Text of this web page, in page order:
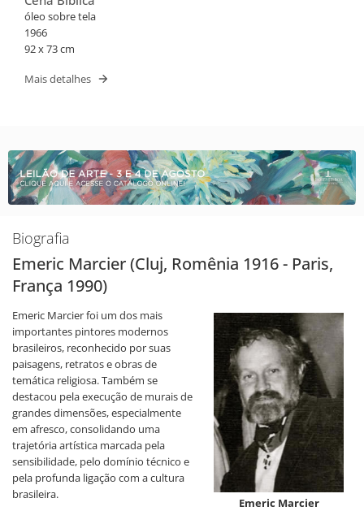
óleo sobre tela
1966
92 x 73 cm
Mais detalhes
Biografia
Emeric Marcier (Cluj, Romênia 1916 - Paris,
França 1990)
Emeric Marcier
Emeric Marcier foi um dos mais
importantes pintores modernos
brasileiros, reconhecido por suas
paisagens, retratos e obras de
temática religiosa. Também se
destacou pela execução de murais de
grandes dimensões, especialmente
em afresco, consolidando uma
trajetória artística marcada pela
sensibilidade, pelo domínio técnico e
pela profunda ligação com a cultura
brasileira.